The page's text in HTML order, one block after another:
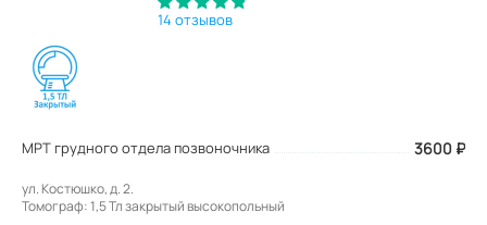
14 отзывов
МРТ грудного отдела позвоночника 3600 ₽
ул. Костюшко, д. 2.
Томограф: 1,5 Тл закрытый высокопольный